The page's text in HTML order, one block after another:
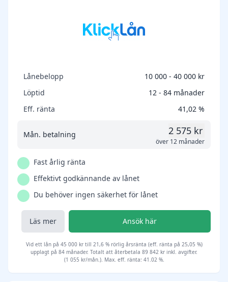
Lånebelopp
10 000 - 40 000 kr
Löptid
12 - 84 månader
Eff. ränta
41,02 %
Mån. betalning 2 575 kr
över 12 månader
Fast årlig ränta
Effektivt godkännande av lånet
Du behöver ingen säkerhet för lånet
Läs mer Ansök här
Vid ett lån på 45 000 kr till 21,6 % rörlig årsränta (eff. ränta på 25,05 %)
upplagt på 84 månader. Totalt att återbetala 89 842 kr inkl. avgifter.
(1 055 kr/mån.). Max. eff. ränta: 41.02 %.